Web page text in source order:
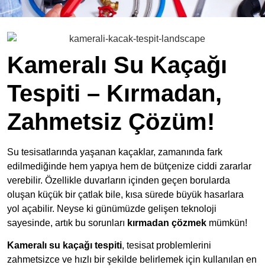
Kameralı Su Kaçağı
Tespiti – Kırmadan,
Zahmetsiz Çözüm!
Su tesisatlarında yaşanan kaçaklar, zamanında fark
edilmediğinde hem yapıya hem de bütçenize ciddi zararlar
verebilir. Özellikle duvarların içinden geçen borularda
oluşan küçük bir çatlak bile, kısa sürede büyük hasarlara
yol açabilir. Neyse ki günümüzde gelişen teknoloji
sayesinde, artık bu sorunları kırmadan çözmek mümkün!
Kameralı su kaçağı tespiti, tesisat problemlerini
zahmetsizce ve hızlı bir şekilde belirlemek için kullanılan en